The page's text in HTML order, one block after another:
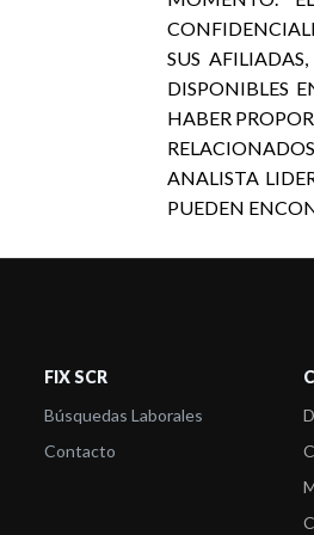
SUS
DISPONIBLES
HABER
ANALISTA
PUEDEN
FIX SCR
Búsquedas Laborales
Contacto